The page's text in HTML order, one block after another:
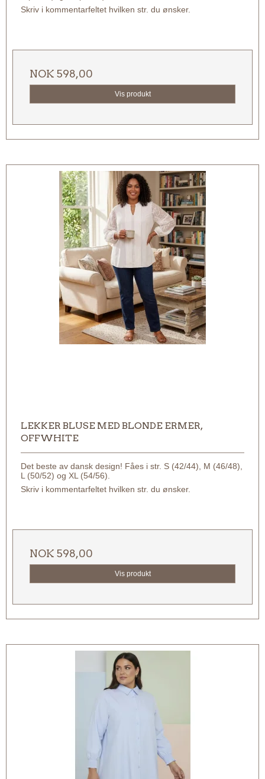
Skriv i kommentarfeltet hvilken str. du ønsker.
NOK 598,00
Vis produkt
LEKKER BLUSE MED BLONDE ERMER,
OFFWHITE
Det beste av dansk design! Fåes i str. S (42/44), M (46/48),
L (50/52) og XL (54/56).
Skriv i kommentarfeltet hvilken str. du ønsker.
NOK 598,00
Vis produkt